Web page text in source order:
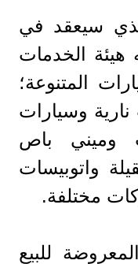
سيعقد في
هيئة الخدمات
المتنوعة؛
وسيارات
وميني باص
واتوبيسات
مختلفة.
للبيع